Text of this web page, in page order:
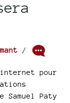
/
pour
Samuel Paty